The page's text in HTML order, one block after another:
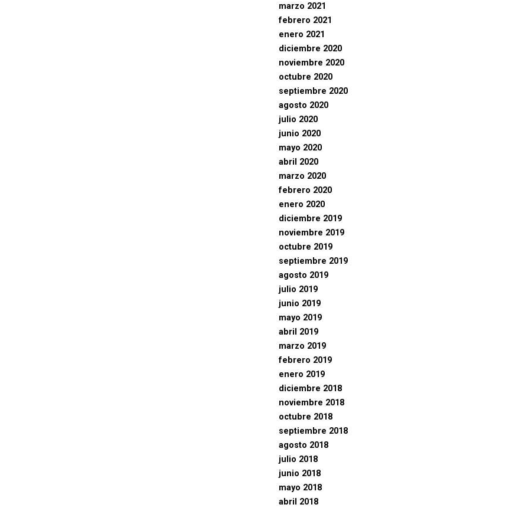
marzo 2021
febrero 2021
enero 2021
diciembre 2020
noviembre 2020
octubre 2020
septiembre 2020
agosto 2020
julio 2020
junio 2020
mayo 2020
abril 2020
marzo 2020
febrero 2020
enero 2020
diciembre 2019
noviembre 2019
octubre 2019
septiembre 2019
agosto 2019
julio 2019
junio 2019
mayo 2019
abril 2019
marzo 2019
febrero 2019
enero 2019
diciembre 2018
noviembre 2018
octubre 2018
septiembre 2018
agosto 2018
julio 2018
junio 2018
mayo 2018
abril 2018